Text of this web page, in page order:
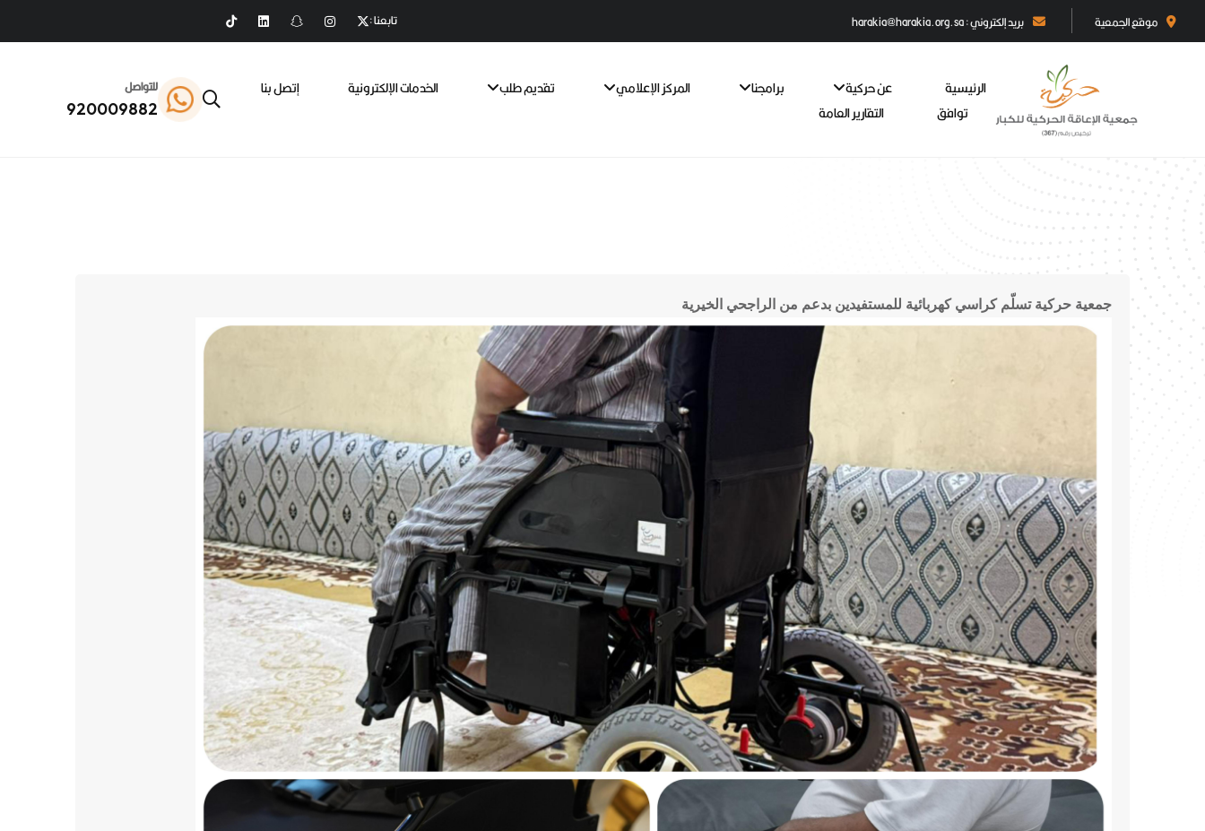
موقع الجمعية بريد إلكتروني : harakia@harakia.org.sa تابعنا :
الرئيسية عن حركية برامجنا المركز الإعلامي تقديم طلب الخدمات الإلكترونية
إتصل بنا
توافق
التقارير العامة
للتواصل
920009882
جمعية حركية تسلّم كراسي كهربائية للمستفيدين بدعم من الراجحي الخيرية